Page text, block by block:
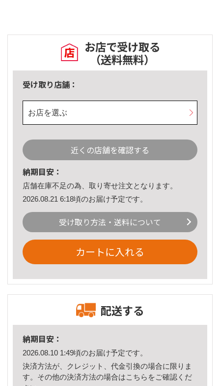
お店で受け取る
（送料無料）
受け取り店舗：
お店を選ぶ
近くの店舗を確認する
納期目安：
店舗在庫不足の為、取り寄せ注文となります。
2026.08.21 6:18頃のお届け予定です。
受け取り方法・送料について
カートに入れる
配送する
納期目安：
2026.08.10 1:49頃のお届け予定です。
決済方法が、クレジット、代金引換の場合に限りま
す。その他の決済方法の場合はこちら をご確認くだ